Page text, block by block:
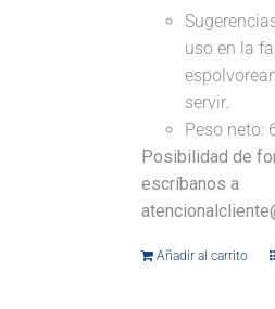
uso en la
servir.
Peso neto:
Posibilidad de
escríbanos a
Añadir al carrito